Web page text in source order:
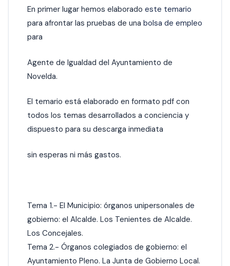
En primer lugar hemos elaborado este temario
para afrontar las pruebas de una bolsa de empleo
para
Agente de Igualdad del Ayuntamiento de
Novelda.
El temario está elaborado en formato pdf con
todos los temas desarrollados a conciencia y
dispuesto para su descarga inmediata
sin esperas ni más gastos.
Tema 1.- El Municipio: órganos unipersonales de
gobierno: el Alcalde. Los Tenientes de Alcalde.
Los Concejales.
Tema 2.- Órganos colegiados de gobierno: el
Ayuntamiento Pleno. La Junta de Gobierno Local.